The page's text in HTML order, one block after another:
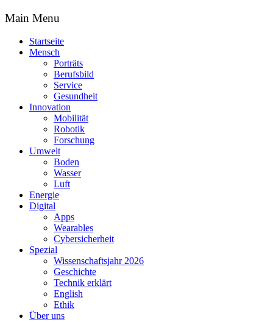
Main Menu
Startseite
Mensch
Porträts
Berufsbild
Service
Gesundheit
Innovation
Mobilität
Robotik
Forschung
Umwelt
Boden
Wasser
Luft
Energie
Digital
Apps
Wearables
Cybersicherheit
Spezial
Wissenschaftsjahr 2026
Geschichte
Technik erklärt
English
Ethik
Über uns